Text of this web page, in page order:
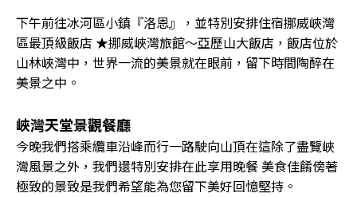
下午前往冰河區小鎮『洛恩』，並特別安排住宿挪威峽灣
區最頂級飯店 ★挪威峽灣旅館～亞歷山大飯店，飯店位於
山林峽灣中，世界一流的美景就在眼前，留下時間陶醉在
美景之中。
峽灣天堂景觀餐廳
今晚我們搭乘纜車沿峰而行一路駛向山頂在這除了盡覽峽
灣風景之外，我們還特別安排在此享用晚餐 美食佳餚傍著
極致的景致是我們希望能為您留下美好回憶堅持。